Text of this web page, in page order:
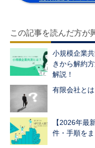
この記事を読んだ方が
小規模企業
きから解約
解説！
有限会社と
【2026年最
件・手順を